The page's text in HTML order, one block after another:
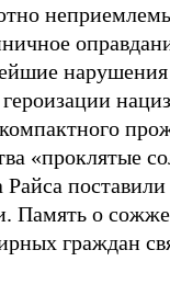
нарушения
«проклятые
поставили
Память о
граждан